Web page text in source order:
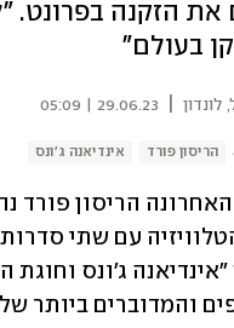
את הזקנה בפרונט.
בעולם"
, לונדון 29.06.23 | 05:09
הריסון פורד אינדיאנה ג'ונס